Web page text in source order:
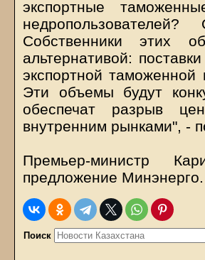
экспортные
Собственники этих
альтернативой:
экспортной
Эти объемы будут
обеспечат разрыв
внутренним рынками", -
Премьер-министр
предложение Минэнерго.
Поиск